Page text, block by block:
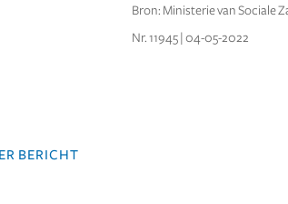
Bron: Ministerie van Sociale
Nr. 11945 | 04-05-2022
BERICHT